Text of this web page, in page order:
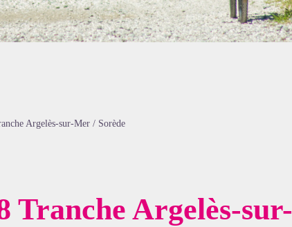
Argelès-sur-Mer / Sorède
Tranche Argelès-sur-